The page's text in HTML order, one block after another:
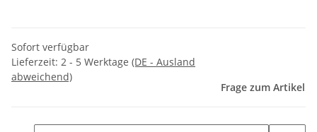
Sofort verfügbar
Lieferzeit: 2 - 5 Werktage (DE - Ausland
abweichend)
Frage zum Artikel